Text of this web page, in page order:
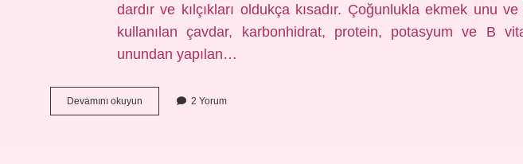
dardır ve kılçıkları oldukça kısadır. Çoğunlukla ekmek unu
kullanılan çavdar, karbonhidrat, protein, potasyum ve B
unundan yapılan…
Devamını okuyun
Buğday
2 Yorum